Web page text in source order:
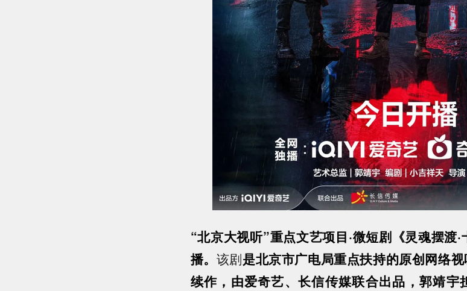
“北京大视听”重点文艺项目·微短剧《灵魂摆渡
播。 该剧是北京市广电局重点扶持的原创网络
续作，由爱奇艺、长信传媒联合出品，郭靖宇